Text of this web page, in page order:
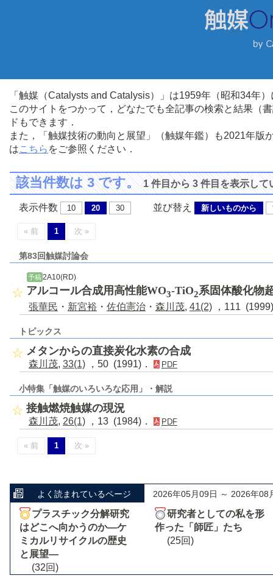
「触媒（Catalysts and Catalysis）」は1959年（昭和34年
このサイトをつかって，どなたでも全記事の検索と結果（
ドもできます．
また，「触媒技術の動向と展望」（触媒年鑑）も2021年
はこちら をご参照ください．
該当件数は 3 です。1 件目から 3 件目を表示して
表示件数 10 20 30 並び替え 新しいものから
« 前 1 次 »
第83回触媒討論会
予稿 2A10(RD)
アルコール合成用高性能WO3-TiO2系固体酸化物
張華民 ・ 新宮裕 ・ 佐伯憲治 ・ 森川茂, 41(2) ，111
トピックス
メタンからの直接炭化水素の合成
森川茂, 33(1) ，50 (1991)． PDF
小特集「触媒のいろいろな応用」・解説
接触燃焼触媒の現況
森川茂, 26(1) ，13 (1984)． PDF
« 前 1 次 »
よく読まれているページ 2026年05月09日 ～ 2026年08
プラスチック分解研究
はどこへ向かうのか―ケ
ミカルリサイクルの歴史
と展望―
(32回)
研究者としての私を形
作った「師匠」たち
(25回)